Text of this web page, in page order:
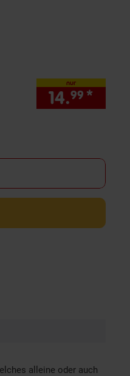
nur
14.99 *
alleine oder auch